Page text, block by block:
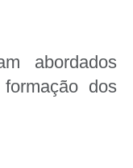
abordados
dos